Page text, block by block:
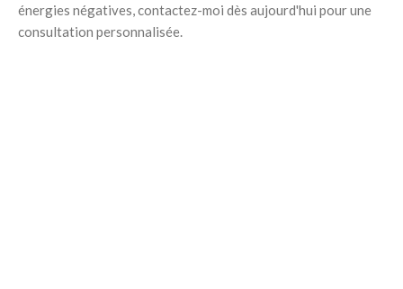
énergies négatives, contactez-moi dès aujourd'hui pour une
consultation personnalisée.